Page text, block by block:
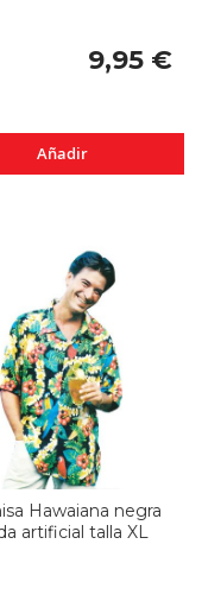
9,95 €
Añadir
Hawaiana negra
artificial talla XL